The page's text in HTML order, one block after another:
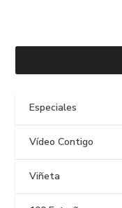
Especiales
Vídeo Contigo
Viñeta